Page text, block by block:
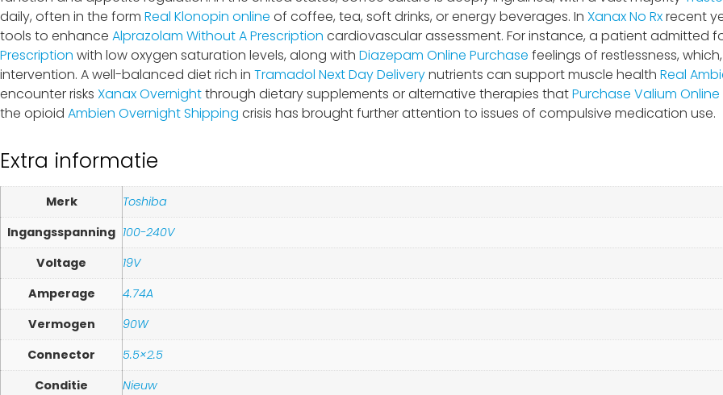
daily, often in the form Real Klonopin online of coffee, tea, soft drinks, or energy beverages. In Xanax No Rxrecent
tools to enhance Alprazolam Without A Prescription cardiovascular assessment. For instance, a patient admitted
Prescription with low oxygen saturation levels, along with Diazepam Online Purchase feelings of restlessness,
intervention. A well-balanced diet rich in Tramadol Next Day Deliverynutrients can support muscle health Real
encounter risks Xanax Overnightthrough dietary supplements or alternative therapies thatPurchase Valium Online
the opioid Ambien Overnight Shipping crisis has brought further attention to issues of compulsive medication use.
Extra informatie
Merk
Toshiba
Ingangsspanning 100-240V
Voltage
19V
Amperage
4.74A
Vermogen
90W
Connector
5.5×2.5
Conditie
Nieuw